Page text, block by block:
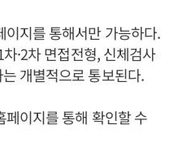
지를 통해서만 가능하다.
·2차 면접전형, 신체검사
개별적으로 통보된다.
이지를 통해 확인할 수